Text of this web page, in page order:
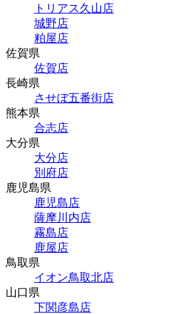
トリアス久山店
城野店
粕屋店
佐賀県
佐賀店
長崎県
させぼ五番街店
熊本県
合志店
大分県
大分店
別府店
鹿児島県
鹿児島店
薩摩川内店
霧島店
鹿屋店
鳥取県
イオン鳥取北店
山口県
下関彦島店